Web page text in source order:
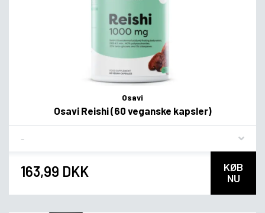
Osavi
Osavi Reishi (60 veganske kapsler)
163,99 DKK
KØB
NU